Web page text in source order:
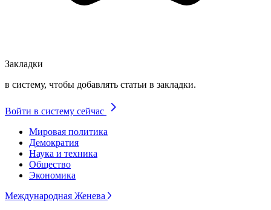
Закладки
в систему, чтобы добавлять статьи в закладки.
Войти в систему сейчас
Мировая политика
Демократия
Наука и техника
Общество
Экономика
Международная Женева